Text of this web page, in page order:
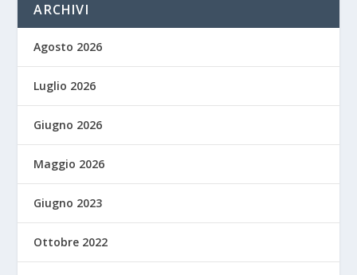
ARCHIVI
Agosto 2026
Luglio 2026
Giugno 2026
Maggio 2026
Giugno 2023
Ottobre 2022